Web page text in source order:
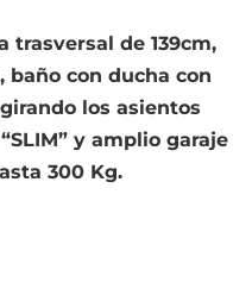
trasversal de 139cm,
baño con ducha con
los asientos
y amplio garaje
300 Kg.